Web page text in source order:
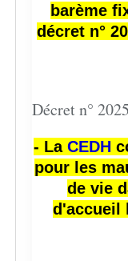
barème
décret n°
Décret n°
- La CEDH
pour les
de vie
d'accueil